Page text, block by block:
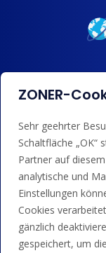
Domain-Registrierung
SSL/TLS-Zertifikate
Domain-Parken
Domain-Weiterleitung
ZONER-
Sehr geehrter
Schaltfläche „OK“
Partner auf
analytische und
Einstellungen
Cookies
gänzlich
gespeichert, um